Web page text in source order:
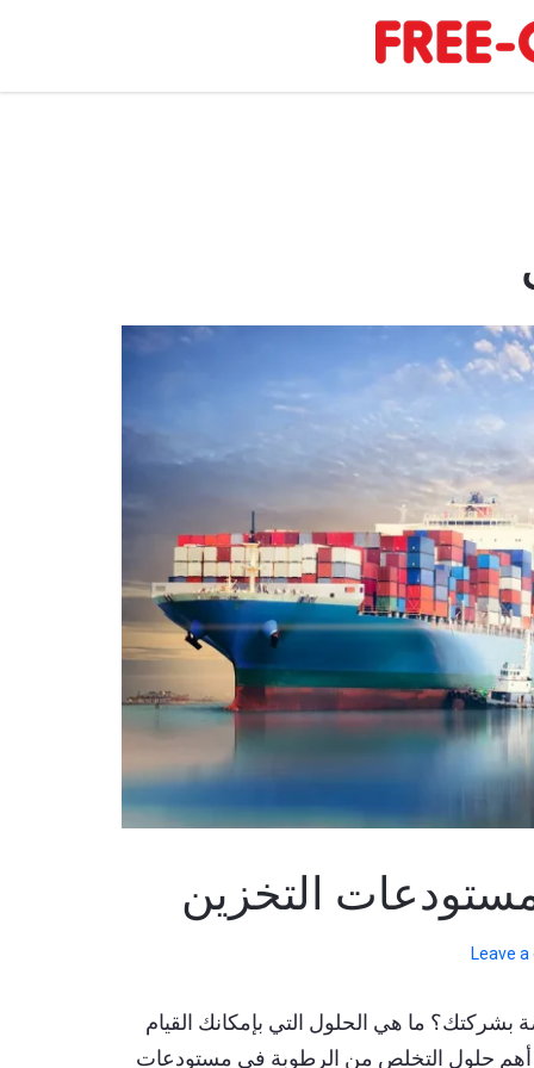
التخزين
Leave
ما هي الحلول التي بإمكانك القيام
أهم حلول التخلص من الرطوبة في مستودعات